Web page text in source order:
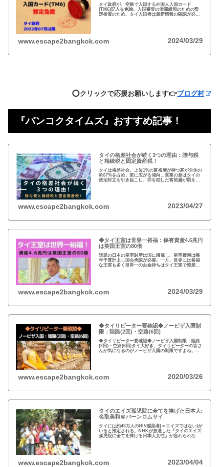
タイ政府が、空路で入国する外国人入国カード
(TM6)記入を免除。入国審査の渋滞緩和のための暫
定措置のため、タイ入国者は最新情報の確認が必
www.escape2bangkok.com 2024/03/29
⭕️クリックで応援お願いします👉ブログ村
『バンコクタイムズ』おすすめ記事！
タイの格差社会が続く3つの理由：贈与税
と相続税と固定資産税！
タイは格差社会、上位1%の富裕層が持つ富が全体の
約67%を占め、更に広がる傾向…貧富の差はタイの
政治対立を引き起こし、罪を犯した富裕層が罰を免
www.escape2bangkok.com 2023/04/27
◆タイ王室は世界一裕福：保有資産4.6兆円
は英国王室の80倍
話題の日本の皇室財産は国に帰属し、皇室費用は毎
年予算計上し国会承認が必要。一方、世界には裕福
な王室も多く世界一のお金持ちはタイ王室で資産は
www.escape2bangkok.com 2024/03/29
◆タイリピーター要確認◆ノービザ入国制
限：陸路(2回)・空路(6回)
◆タイリピーター要確認◆ノービザ入国制限：陸路
(2回)・空路(6回)タイ大好き、タイリピーターの皆さ
んが気になるのがノービザ入国の制限ですよね。近
www.escape2bangkok.com 2020/03/26
タイのエイズ孤児院に全てを捧げた日本人:
名取美和＠バーンロムサイ
タイには約45万人のHIV感染者(＝エイズではない)が
いると推定される。NHKが放送した『タイのエイズ
孤児院に全てを捧げる日本人女性』が忘れられな
www.escape2bangkok.com 2023/04/04